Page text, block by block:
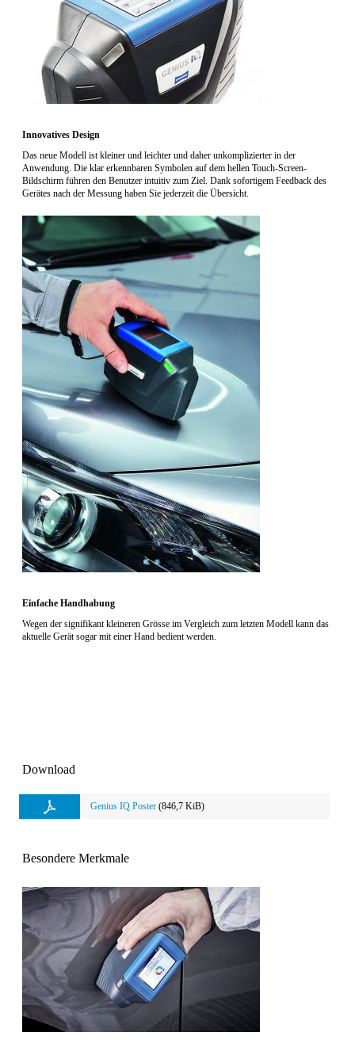
Innovatives Design
Das neue Modell ist kleiner und leichter und daher unkomplizierter in der
Anwendung. Die klar erkennbaren Symbolen auf dem hellen Touch-Screen-
Bildschirm führen den Benutzer intuitiv zum Ziel. Dank sofortigem Feedback des
Gerätes nach der Messung haben Sie jederzeit die Übersicht.
Einfache Handhabung
Wegen der signifikant kleineren Grösse im Vergleich zum letzten Modell kann das
aktuelle Gerät sogar mit einer Hand bedient werden.
Download
Genius IQ Poster (846,7 KiB)
Besondere Merkmale